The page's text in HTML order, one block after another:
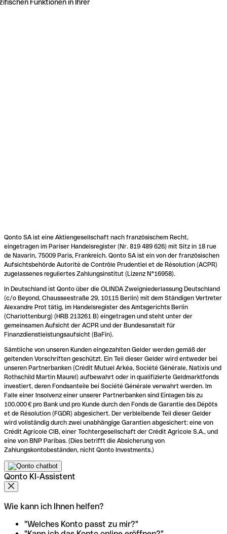
Funktionen in Ihrer
Qonto SA ist eine Aktiengesellschaft nach französischem Recht,
eingetragen im Pariser Handelsregister (Nr. 819 489 626) mit Sitz in 18 rue
de Navarin, 75009 Paris, Frankreich. Qonto SA ist ein von der französischen
Aufsichtsbehörde Autorité de Contrôle Prudentiel et de Résolution (ACPR)
zugelassenes reguliertes Zahlungsinstitut (Lizenz N°16958).
In Deutschland ist Qonto über die OLINDA Zweigniederlassung Deutschland
(c/o Beyond, Chausseestraße 29, 10115 Berlin) mit dem Ständigen Vertreter
Alexandre Prot tätig, im Handelsregister des Amtsgerichts Berlin
(Charlottenburg) (HRB 213261 B) eingetragen und steht unter der
gemeinsamen Aufsicht der ACPR und der Bundesanstalt für
Finanzdienstleistungsaufsicht (BaFin).
Sämtliche von unseren Kunden eingezahlten Gelder werden gemäß der
geltenden Vorschriften geschützt. Ein Teil dieser Gelder wird entweder bei
unseren Partnerbanken (Crédit Mutuel Arkéa, Société Générale, Natixis und
Rothschild Martin Maurel) aufbewahrt oder in qualifizierte Geldmarktfonds
investiert, deren Fondsanteile bei Société Générale verwahrt werden. Im
Falle einer Insolvenz einer unserer Partnerbanken sind Einlagen bis zu
100.000 € pro Bank und pro Kunde durch den Fonds de Garantie des Dépôts
et de Résolution (FGDR) abgesichert. Der verbleibende Teil dieser Gelder
wird vollständig durch zwei unabhängige Garantien abgesichert: eine von
Crédit Agricole CIB, einer Tochtergesellschaft der Crédit Agricole S.A., und
eine von BNP Paribas. (Dies betrifft die Absicherung von
Zahlungskontobeständen, nicht Qonto Investments.)
Qonto KI-Assistent
Wie kann ich Ihnen helfen?
"Welches Konto passt zu mir?"